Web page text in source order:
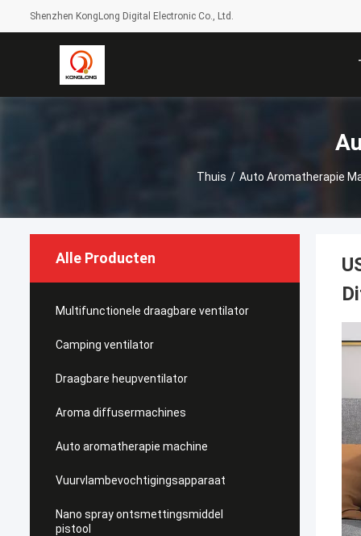
Shenzhen KongLong Digital Electronic Co., Ltd.
Thuis / Auto Aromatherapie
Alle Producten
Multifunctionele draagbare ventilator
Camping ventilator
Draagbare heupventilator
Aroma diffusermachines
Auto aromatherapie machine
Vuurvlambevochtigingsapparaat
Nano spray ontsmettingsmiddel
pistool